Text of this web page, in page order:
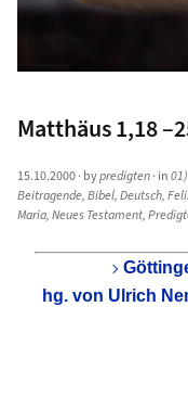
Matthäus 1,18
15.10.2000· bypredigten· in
Beitragende,Bibel,Deutsch,
Maria,Neues Testament,
hg. von Ulrich